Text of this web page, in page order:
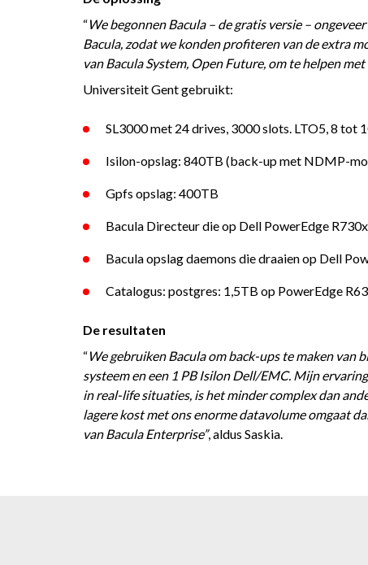
“We begonnen Bacula – de gratis versie –
Bacula, zodat we konden profiteren van de extra
van Bacula System, Open Future, om te helpen
Universiteit Gent gebruikt:
SL3000 met 24 drives, 3000 slots. LTO5, 8 tot
Isilon-opslag: 840TB (back-up met NDMP-
Gpfs opslag: 400TB
Bacula Directeur die op Dell PowerEdge
Bacula opslag daemons die draaien op Dell
Catalogus: postgres: 1,5TB op PowerEdge
De resultaten
“We gebruiken Bacula om back-ups te maken van
systeem en een 1 PB Isilon Dell/EMC. Mijn
in real-life situaties, is het minder complex dan
lagere kost met ons enorme datavolume omgaat
van Bacula Enterprise”, aldus Saskia.